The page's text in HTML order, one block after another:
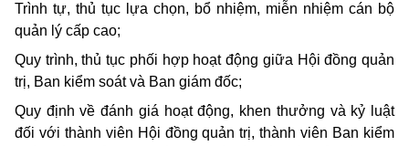
Trình tự, thủ tục lựa chọn, bổ nhiệm, miễn nhiệm cán bộ
quản lý cấp cao;
Quy trình, thủ tục phối hợp hoạt động giữa Hội đồng quản
trị, Ban kiểm soát và Ban giám đốc;
Quy định về đánh giá hoạt động, khen thưởng và kỷ luật
đối với thành viên Hội đồng quản trị, thành viên Ban kiểm